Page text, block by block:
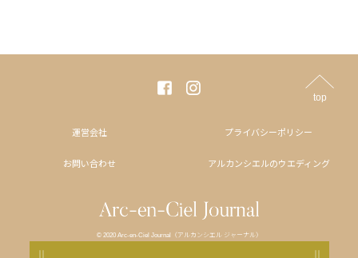
top
運営会社 プライバシーポリシー
お問い合わせ アルカンシエルのウエディング
© 2020 Arc-en-Ciel Journal（アルカンシエル ジャーナル）